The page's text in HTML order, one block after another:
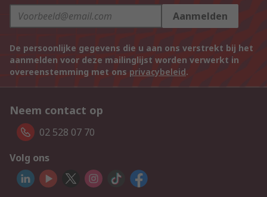
Aanmelden
De persoonlijke gegevens die u aan ons verstrekt bij het
aanmelden voor deze mailinglijst worden verwerkt in
overeenstemming met ons privacybeleid.
Neem contact op
02 528 07 70
Volg ons